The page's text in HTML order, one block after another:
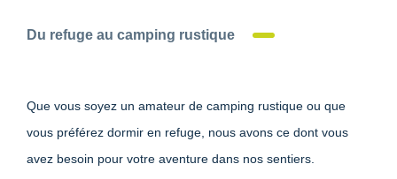
Du refuge au camping rustique
Que vous soyez un amateur de camping rustique ou que
vous préférez dormir en refuge, nous avons ce dont vous
avez besoin pour votre aventure dans nos sentiers.